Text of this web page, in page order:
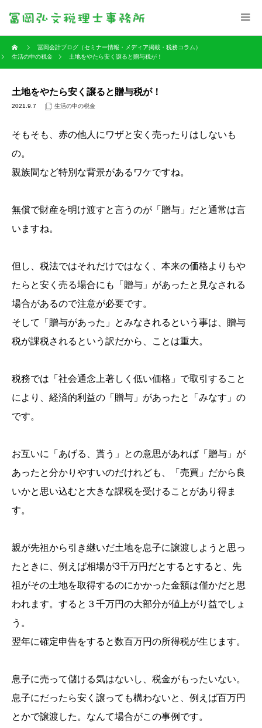
冨岡会計ブログ（セミナー情報・メディア掲載・税務コラム）
生活の中の税金
土地をやたら安く譲ると贈与税が！
土地をやたら安く譲ると贈与税が！
2021.9.7 生活の中の税金
そもそも、赤の他人にワザと安く売ったりはしないも
の。
親族間など特別な背景があるワケですね。
無償で財産を明け渡すと言うのが「贈与」だと通常は言
いますね。
但し、税法ではそれだけではなく、本来の価格よりもや
たらと安く売る場合にも「贈与」があったと見なされる
場合があるので注意が必要です。
そして「贈与があった」とみなされるという事は、贈与
税が課税されるという訳だから、ことは重大。
税務では「社会通念上著しく低い価格」で取引すること
により、経済的利益の「贈与」があったと「みなす」の
です。
お互いに「あげる、貰う」との意思があれば「贈与」が
あったと分かりやすいのだけれども、「売買」だから良
いかと思い込むと大きな課税を受けることがあり得ま
す。
親が先祖から引き継いだ土地を息子に譲渡しようと思っ
たときに、例えば相場が3千万円だとするとすると、先
祖がその土地を取得するのにかかった金額は僅かだと思
われます。すると３千万円の大部分が値上がり益でしょ
う。
翌年に確定申告をすると数百万円の所得税が生じます。
息子に売って儲ける気はないし、税金がもったいない。
息子にだったら安く譲っても構わないと、例えば百万円
とかで譲渡した。なんて場合がこの事例です。